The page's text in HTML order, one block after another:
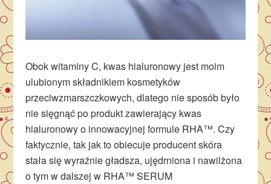
Obok witaminy C, kwas hialuronowy jest moim
ulubionym składnikiem kosmetyków
przeciwzmarszczkowych, dlatego nie sposób było
nie sięgnąć po produkt zawierający kwas
hialuronowy o innowacyjnej formule RHA™. Czy
faktycznie, tak jak to obiecuje producent skóra
stała się wyraźnie gładsza, ujędrniona i nawilżona
o tym w dalszej w RHA™ SERUM